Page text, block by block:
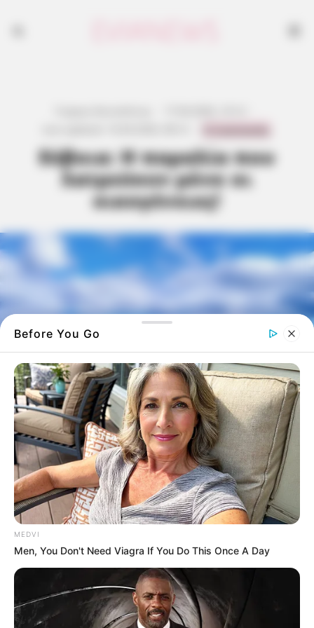
Εύβοια: Η παραλία που
λατρεύουν μόνο οι
οικογένειες!
Μόλις λίγα λεπτά από την Κάρυστο
Κανείς δεν μιλάει για αυτή την παραλία
στην Εύβοια και ίσως είναι καλύτερα έτσι
οι οικογένειες γιατί έχει ρηχά νερά.
Μια ανάσα γαλήνης εκεί που η θάλασσα
Before You Go
MEDVI
Men, You Don't Need Viagra If You Do This Once A Day